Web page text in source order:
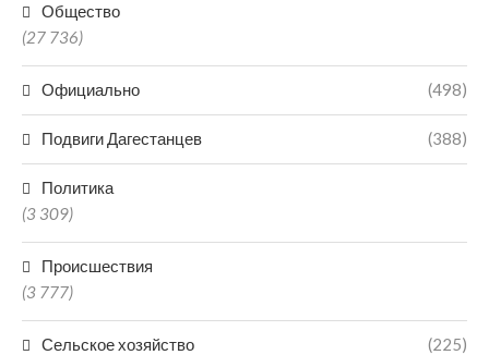
Общество
(27 736)
Официально (498)
Подвиги Дагестанцев (388)
Политика
(3 309)
Происшествия
(3 777)
Сельское хозяйство (225)